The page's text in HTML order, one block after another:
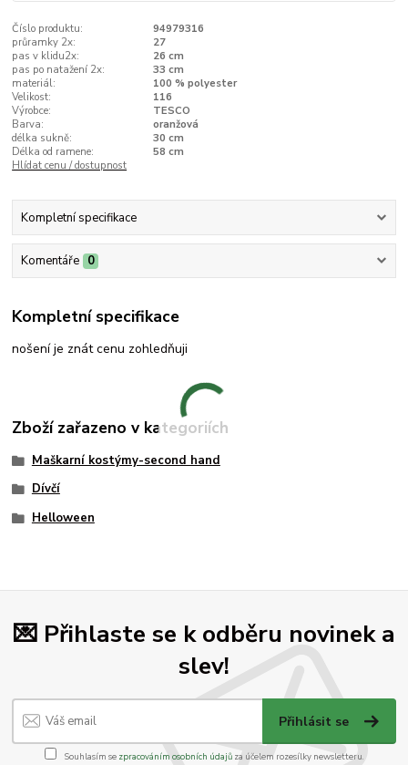
Číslo produktu:
94979316
průramky 2x:
27
pas v klidu2x:
26 cm
pas po natažení 2x:
33 cm
materiál:
100 % polyester
Velikost:
116
Výrobce:
TESCO
Barva:
oranžová
délka sukně:
30 cm
Délka od ramene:
58 cm
Hlídat cenu / dostupnost
Kompletní specifikace
Komentáře 0
Kompletní specifikace
nošení je znát cenu zohledňuji
Zboží zařazeno v kategoriích
Maškarní kostýmy-second hand
Dívčí
Helloween
💌 Přihlaste se k odběru novinek a
slev!
Přihlásit se
Souhlasím se zpracováním osobních údajůza účelem rozesílky newsletteru.